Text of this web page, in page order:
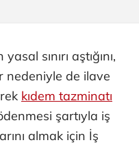
sınırı aştığını,
nedeniyle de ilave
kıdem tazminatı
şartıyla iş
almak için İş